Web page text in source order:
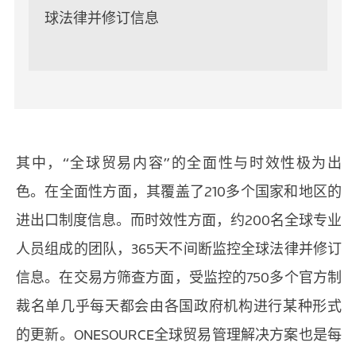
球法律并修订信息
其中，“全球贸易内容”的全面性与时效性极为出
色。在全面性方面，其覆盖了210多个国家和地区的
进出口制度信息。而时效性方面，约200名全球专业
人员组成的团队，365天不间断监控全球法律并修订
信息。在交易方筛查方面，受监控的750多个官方制
裁名单几乎每天都会由各国政府机构进行某种形式
的更新。ONESOURCE全球贸易管理解决方案也是每